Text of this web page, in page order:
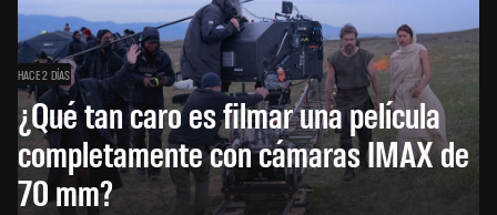
HACE 2 DÍAS
¿Qué tan caro es filmar una película
completamente con cámaras IMAX de
70 mm?